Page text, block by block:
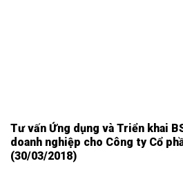
Tư vấn Ứng dụng và Triển khai
doanh nghiệp cho Công ty Cổ
(30/03/2018)